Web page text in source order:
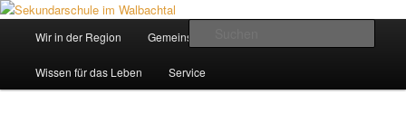
Zum
wechseln
Sekundarschule im Walbachtal
Wir in der Region Gemeinsam ein Weg
Wissen für das Leben Service